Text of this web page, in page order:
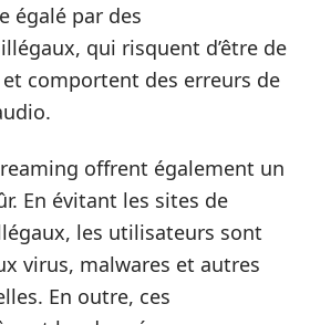
égalé par des
qui risquent d’être de
comportent des erreurs de
offrent également un
En évitant les sites de
les utilisateurs sont
virus, malwares et autres
En outre, ces